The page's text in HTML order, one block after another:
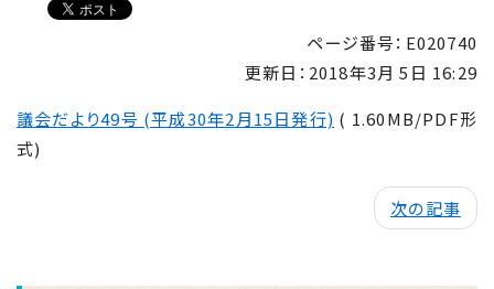
ページ番号：E020740
更新日： 2018年3月 5日 16:29
議会だより49号 (平成30年2月15日発行) ( 1.60MB/PDF形
式)
次の記事